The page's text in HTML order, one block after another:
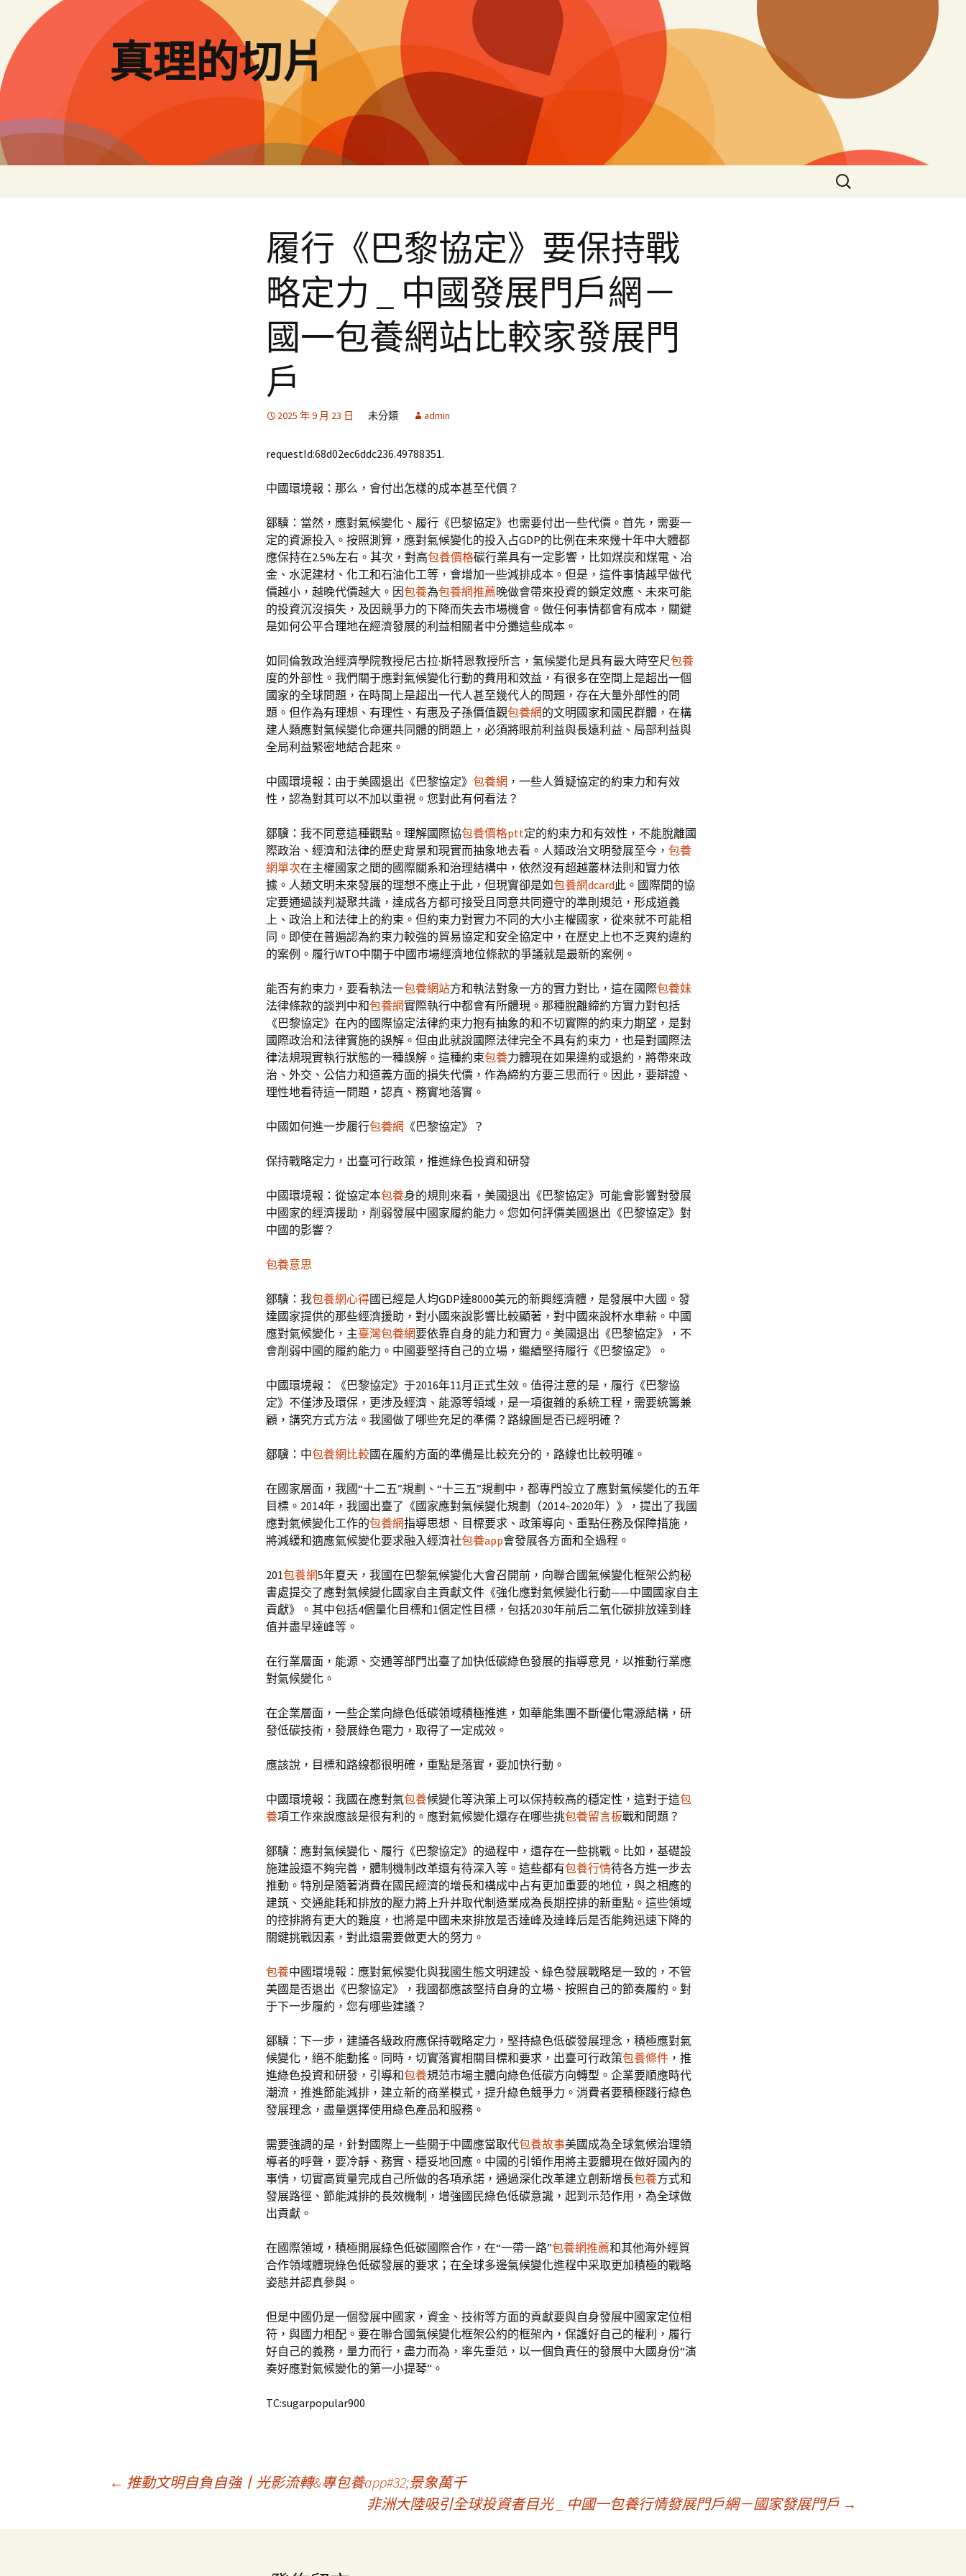
要
內
容
真理的切片
搜
尋
履行《巴黎協定》要保持戰
略定力 _ 中國發展門戶網－
國一包養網站比較家發展門
戶
2025 年 9 月 23 日 未分類 admin
requestId:68d02ec6ddc236.49788351.
中國環境報：那么，會付出怎樣的成本甚至代價？
鄒驥：當然，應對氣候變化、履行《巴黎協定》也需要付出一些代價。首先，需要一
定的資源投入。按照測算，應對氣候變化的投入占GDP的比例在未來幾十年中大體都
應保持在2.5%左右。其次，對高包養價格碳行業具有一定影響，比如煤炭和煤電、冶
金、水泥建材、化工和石油化工等，會增加一些減排成本。但是，這件事情越早做代
價越小，越晚代價越大。因包養為包養網推薦晚做會帶來投資的鎖定效應、未來可能
的投資沉沒損失，及因競爭力的下降而失去市場機會。做任何事情都會有成本，關鍵
是如何公平合理地在經濟發展的利益相關者中分攤這些成本。
如同倫敦政治經濟學院教授尼古拉·斯特恩教授所言，氣候變化是具有最大時空尺包養
度的外部性。我們關于應對氣候變化行動的費用和效益，有很多在空間上是超出一個
國家的全球問題，在時間上是超出一代人甚至幾代人的問題，存在大量外部性的問
題。但作為有理想、有理性、有惠及子孫價值觀包養網的文明國家和國民群體，在構
建人類應對氣候變化命運共同體的問題上，必須將眼前利益與長遠利益、局部利益與
全局利益緊密地結合起來。
中國環境報：由于美國退出《巴黎協定》 包養網 ，一些人質疑協定的約束力和有效
性，認為對其可以不加以重視。您對此有何看法？
鄒驥：我不同意這種觀點。理解國際協包養價格ptt定的約束力和有效性，不能脫離國
際政治、經濟和法律的歷史背景和現實而抽象地去看。人類政治文明發展至今， 包養
網單次在主權國家之間的國際關系和治理結構中，依然沒有超越叢林法則和實力依
據。人類文明未來發展的理想不應止于此，但現實卻是如包養網dcard此。國際間的協
定要通過談判凝聚共識，達成各方都可接受且同意共同遵守的準則規范，形成道義
上、政治上和法律上的約束。但約束力對實力不同的大小主權國家，從來就不可能相
同。即使在普遍認為約束力較強的貿易協定和安全協定中，在歷史上也不乏爽約違約
的案例。履行WTO中關于中國市場經濟地位條款的爭議就是最新的案例。
能否有約束力，要看執法一包養網站方和執法對象一方的實力對比，這在國際包養妹
法律條款的談判中和包養網實際執行中都會有所體現。那種脫離締約方實力對包括
《巴黎協定》在內的國際協定法律約束力抱有抽象的和不切實際的約束力期望，是對
國際政治和法律實施的誤解。但由此就說國際法律完全不具有約束力，也是對國際法
律法規現實執行狀態的一種誤解。這種約束包養力體現在如果違約或退約，將帶來政
治、外交、公信力和道義方面的損失代價，作為締約方要三思而行。因此，要辯證、
理性地看待這一問題，認真、務實地落實。
中國如何進一步履行包養網 《巴黎協定》？
保持戰略定力，出臺可行政策，推進綠色投資和研發
中國環境報：從協定本包養身的規則來看，美國退出《巴黎協定》可能會影響對發展
中國家的經濟援助，削弱發展中國家履約能力。您如何評價美國退出《巴黎協定》對
中國的影響？
包養意思
鄒驥：我包養網心得國已經是人均GDP達8000美元的新興經濟體，是發展中大國。發
達國家提供的那些經濟援助，對小國來說影響比較顯著，對中國來說杯水車薪。中國
應對氣候變化，主臺灣包養網要依靠自身的能力和實力。美國退出《巴黎協定》，不
會削弱中國的履約能力。中國要堅持自己的立場，繼續堅持履行《巴黎協定》。
中國環境報：《巴黎協定》于2016年11月正式生效。值得注意的是，履行《巴黎協
定》不僅涉及環保，更涉及經濟、能源等領域，是一項復雜的系統工程，需要統籌兼
顧，講究方式方法。我國做了哪些充足的準備？路線圖是否已經明確？
鄒驥：中包養網比較國在履約方面的準備是比較充分的，路線也比較明確。
在國家層面，我國“十二五”規劃、“十三五”規劃中，都專門設立了應對氣候變化的五年
目標。2014年，我國出臺了《國家應對氣候變化規劃（2014~2020年）》，提出了我國
應對氣候變化工作的包養網指導思想、目標要求、政策導向、重點任務及保障措施，
將減緩和適應氣候變化要求融入經濟社包養app會發展各方面和全過程。
201包養網5年夏天，我國在巴黎氣候變化大會召開前，向聯合國氣候變化框架公約秘
書處提交了應對氣候變化國家自主貢獻文件《強化應對氣候變化行動——中國國家自主
貢獻》。其中包括4個量化目標和1個定性目標，包括2030年前后二氧化碳排放達到峰
值并盡早達峰等。
在行業層面，能源、交通等部門出臺了加快低碳綠色發展的指導意見，以推動行業應
對氣候變化。
在企業層面，一些企業向綠色低碳領域積極推進，如華能集團不斷優化電源結構，研
發低碳技術，發展綠色電力，取得了一定成效。
應該說，目標和路線都很明確，重點是落實，要加快行動。
中國環境報：我國在應對氣包養候變化等決策上可以保持較高的穩定性，這對于這包
養項工作來說應該是很有利的。應對氣候變化還存在哪些挑包養留言板戰和問題？
鄒驥：應對氣候變化、履行《巴黎協定》的過程中，還存在一些挑戰。比如，基礎設
施建設還不夠完善，體制機制改革還有待深入等。這些都有包養行情待各方進一步去
推動。特別是隨著消費在國民經濟的增長和構成中占有更加重要的地位，與之相應的
建筑、交通能耗和排放的壓力將上升并取代制造業成為長期控排的新重點。這些領域
的控排將有更大的難度，也將是中國未來排放是否達峰及達峰后是否能夠迅速下降的
關鍵挑戰因素，對此還需要做更大的努力。
包養中國環境報：應對氣候變化與我國生態文明建設、綠色發展戰略是一致的，不管
美國是否退出《巴黎協定》，我國都應該堅持自身的立場、按照自己的節奏履約。對
于下一步履約，您有哪些建議？
鄒驥：下一步，建議各級政府應保持戰略定力，堅持綠色低碳發展理念，積極應對氣
候變化，絕不能動搖。同時，切實落實相關目標和要求，出臺可行政策包養條件 ，推
進綠色投資和研發，引導和包養規范市場主體向綠色低碳方向轉型。企業要順應時代
潮流，推進節能減排，建立新的商業模式，提升綠色競爭力。消費者要積極踐行綠色
發展理念，盡量選擇使用綠色產品和服務。
需要強調的是，針對國際上一些關于中國應當取代包養故事美國成為全球氣候治理領
導者的呼聲，要冷靜、務實、穩妥地回應。中國的引領作用將主要體現在做好國內的
事情，切實高質量完成自己所做的各項承諾，通過深化改革建立創新增長包養方式和
發展路徑、節能減排的長效機制，增強國民綠色低碳意識，起到示范作用，為全球做
出貢獻。
在國際領域，積極開展綠色低碳國際合作，在“一帶一路”包養網推薦和其他海外經貿
合作領域體現綠色低碳發展的要求；在全球多邊氣候變化進程中采取更加積極的戰略
姿態并認真參與。
但是中國仍是一個發展中國家，資金、技術等方面的貢獻要與自身發展中國家定位相
符，與國力相配。要在聯合國氣候變化框架公約的框架內，保護好自己的權利，履行
好自己的義務，量力而行，盡力而為，率先垂范，以一個負責任的發展中大國身份“演
奏好應對氣候變化的第一小提琴”。
TC:sugarpopular900
章
← 推動文明自負自強丨光影流轉&專包養app#32;景象萬千
非洲大陸吸引全球投資者目光 _ 中國一包養行情發展門戶網－國家發展門戶 →